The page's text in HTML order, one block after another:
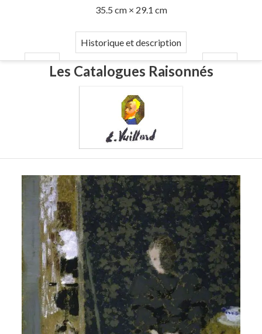
35.5 cm × 29.1 cm
Historique et description
Les Catalogues Raisonnés